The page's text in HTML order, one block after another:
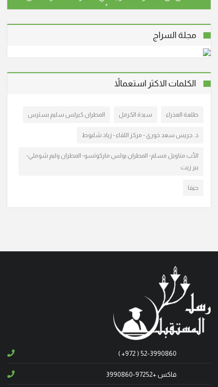
عاما. سيشيع جثمان الفقيد، يوم غد الثلاثاء الموافق
ناهز الـ 59 عاما، وسيتم تشييع جثمانها إلى مثواه الأخير اليوم
انتقل الى الأخدار السماوية في الناصرة، المأسوف على
شبابه الدكتور عصام مالك صافيه (أبو مالك) عن عمر ناهز
الساعة الثالثة ب. ظ من كنيسة سيدة البشارة المارونية
والنصف ب. ظ، من قاعة السيدة الرعوية ومن ث
انتقل الى الأمجاد السماوية في عيلبون، المأسوف على
الثالثة بعد الظهر من كنيسة القديس جوارجيوس للروم
الكاثوليك، ومن ثم الى مثواه الأخير في القرية.
مجلة السراج
الكلمات الاكثر استعمالاً
طلعة العذراء سيدة الكرمل المطران كيرلس سليم بسترس
د. جريس سعد خوري - مركز اللقاء - زياد شليوط
الأب مناويل مسلم- المطران بولس ماركوتسو- المطران وليم شوملي-
بير زيت
حيفا
( +972 ) 52-3990860
فاكس +97252-3990860